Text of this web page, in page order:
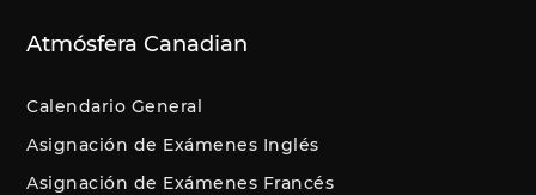
Atmósfera Canadian
Calendario General
Asignación de Exámenes Inglés
Asignación de Exámenes Francés